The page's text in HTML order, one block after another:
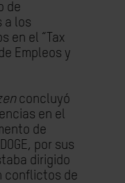
de
a los
en el “Tax
Empleos y
concluyó
en el
de
por sus
dirigido
conflictos de